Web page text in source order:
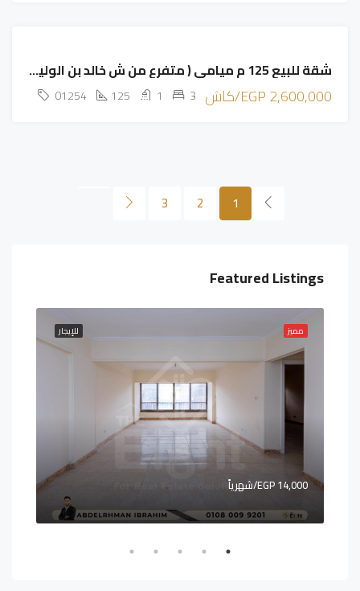
مميز
شقة للبيع 125 م ميامي ( متفرع من ش خالد بن الوليد )
2,600,000 EGP/كاش 3
1
125
01254
1
2
3
Featured Listings
للإيجار مميز
14,000 EGP/شهرياً